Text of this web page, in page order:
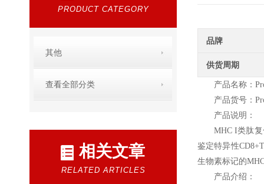
PRODUCT CATEGORY
其他
查看全部分类
相关文章
RELATED ARTICLES
品牌
供货周期
产品名称：
产品货号：
产品说明：
MHC I类肽
鉴定特异性
生物素标记的
产品介绍：